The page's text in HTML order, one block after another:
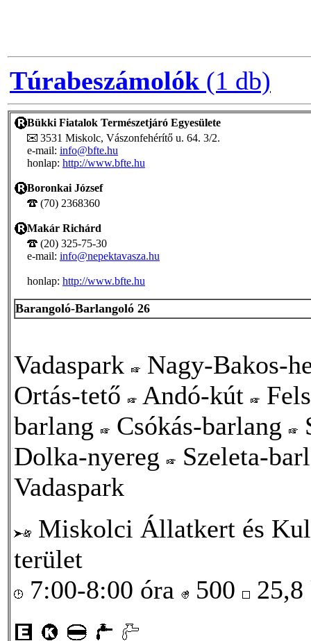
Túrabeszámolók (1 db)
Bükki Fiatalok Természetjáró Egyesülete
3531 Miskolc, Vászonfehérítő u. 64. 3/2.
e-mail: info@bfte.hu
honlap: http://www.bfte.hu
Boronkai József
(70) 2368360
Makár Richárd
(20) 325-75-30
e-mail: info@nepektavasza.hu
honlap: http://www.bfte.hu
Barangoló-Barlangoló 26
Vadaspark
Nagy-Bakos-
Ortás-tető
Andó-kút
barlang
Csókás-barlang
Dolka-nyereg
Szeleta-
Vadaspark
Miskolci Állatkert és
terület
7:00-8:00 óra
500